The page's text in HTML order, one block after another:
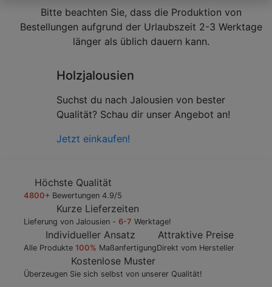
Bitte beachten Sie, dass die Produktion von
Bestellungen aufgrund der Urlaubszeit 2-3 Werktage
länger als üblich dauern kann.
Holzjalousien
Suchst du nach Jalousien von bester
Qualität? Schau dir unser Angebot an!
Jetzt einkaufen!
Höchste Qualität
4800+ Bewertungen 4.9/5
Kurze Lieferzeiten
Lieferung von Jalousien - 6-7 Werktage!
Individueller Ansatz
Alle Produkte 100% Maßanfertigung
Attraktive Preise
Direkt vom Hersteller
Kostenlose Muster
Überzeugen Sie sich selbst von unserer Qualität!